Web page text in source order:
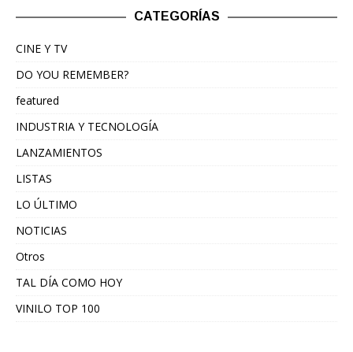
CATEGORÍAS
CINE Y TV
DO YOU REMEMBER?
featured
INDUSTRIA Y TECNOLOGÍA
LANZAMIENTOS
LISTAS
LO ÚLTIMO
NOTICIAS
Otros
TAL DÍA COMO HOY
VINILO TOP 100